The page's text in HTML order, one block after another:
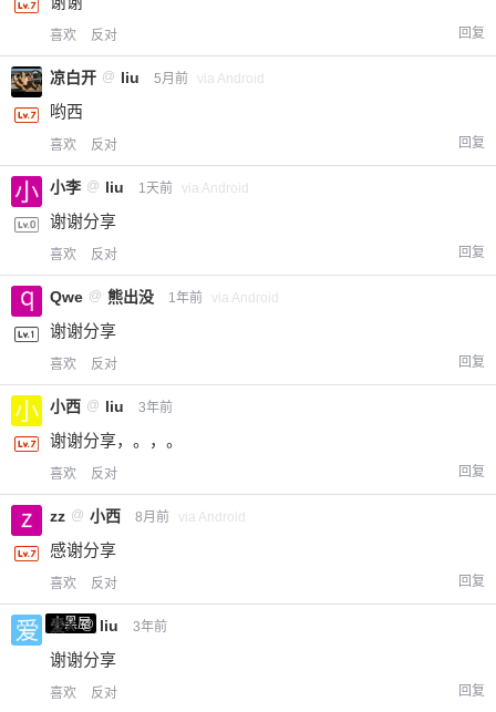
喜欢 反对 回复
凉白开 @ liu 5月前 via Android
哟西
喜欢 反对 回复
小李 @ liu 1天前 via Android
谢谢分享
喜欢 反对 回复
Qwe @ 熊出没 1年前 via Android
谢谢分享
喜欢 反对 回复
小西 @ liu 3年前
谢谢分享，。，。
喜欢 反对 回复
zz @ 小西 8月前 via Android
感谢分享
喜欢 反对 回复
小黑屋
爱X @ liu 3年前
谢谢分享
喜欢 反对 回复